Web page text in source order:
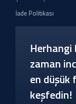
İade Politikası
zaman
en düşük
keşfedin!